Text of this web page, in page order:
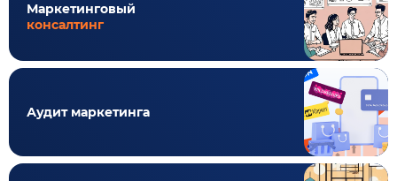
Маркетинговый
консалтинг
Аудит маркетинга